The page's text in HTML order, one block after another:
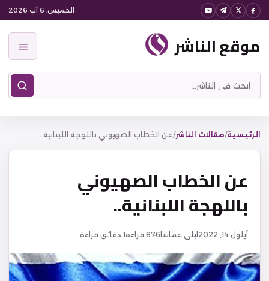
انتقل
المحتوى
الخميس، 6 آب 2026
موقع الناشر
ابحث
في
الناشر
الرئيسية/مقالات الناشر/عن الخطاب الصهيوني باللهجة اللبنانية..
عن الخطاب الصهيوني
باللهجة اللبنانية..
أيلول 14, 2022 ليلى عماشا 876 قراءة1 دقائق قراءة